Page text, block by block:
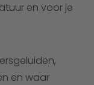
en voor je
en waar